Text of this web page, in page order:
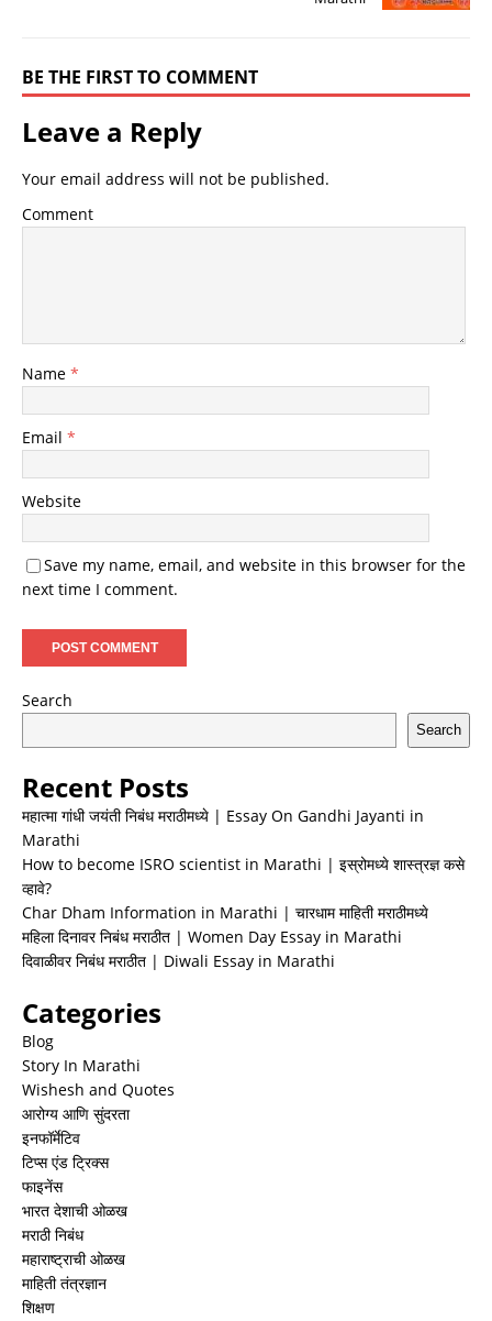
BE THE FIRST TO COMMENT
Leave a Reply
Your email address will not be published.
Comment
Name *
Email *
Website
Save my name, email, and website in this browser for the
next time I comment.
Search
Search
Recent Posts
महात्मा गांधी जयंती निबंध मराठीमध्ये | Essay On Gandhi Jayanti in
Marathi
How to become ISRO scientist in Marathi | इस्रोमध्ये शास्त्रज्ञ कसे
व्हावे?
Char Dham Information in Marathi | चारधाम माहिती मराठीमध्ये
महिला दिनावर निबंध मराठीत | Women Day Essay in Marathi
दिवाळीवर निबंध मराठीत | Diwali Essay in Marathi
Categories
Blog
Story In Marathi
Wishesh and Quotes
आरोग्य आणि सुंदरता
इनफॉर्मेटिव
टिप्स एंड ट्रिक्स
फाइनेंस
भारत देशाची ओळख
मराठी निबंध
महाराष्ट्राची ओळख
माहिती तंत्रज्ञान
शिक्षण